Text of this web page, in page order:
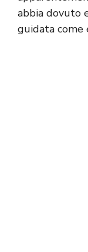
abbia dovuto
guidata come